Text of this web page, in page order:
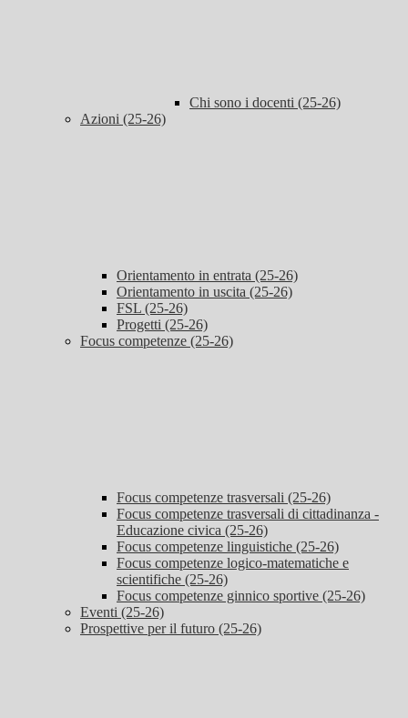
Chi sono i docenti (25-26)
Azioni (25-26)
Orientamento in entrata (25-26)
Orientamento in uscita (25-26)
FSL (25-26)
Progetti (25-26)
Focus competenze (25-26)
Focus competenze trasversali (25-26)
Focus competenze trasversali di cittadinanza -
Educazione civica (25-26)
Focus competenze linguistiche (25-26)
Focus competenze logico-matematiche e
scientifiche (25-26)
Focus competenze ginnico sportive (25-26)
Eventi (25-26)
Prospettive per il futuro (25-26)